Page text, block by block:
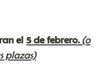
el 5 de febrero. (o
plazas)